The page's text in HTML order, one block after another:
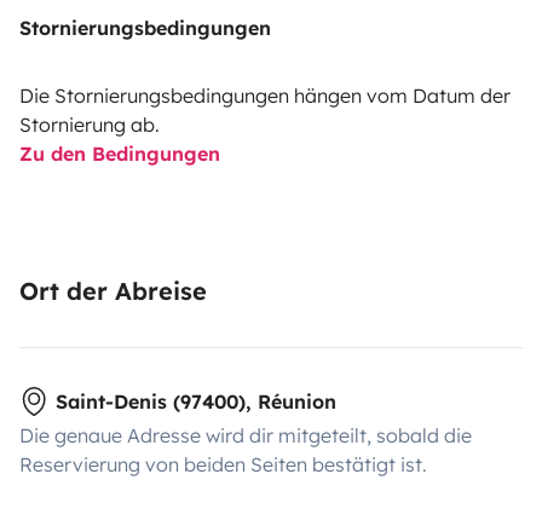
Stornierungsbedingungen
Die Stornierungsbedingungen hängen vom Datum der
Stornierung ab.
Zu den Bedingungen
Ort der Abreise
Saint-Denis (97400), Réunion
Die genaue Adresse wird dir mitgeteilt, sobald die
Reservierung von beiden Seiten bestätigt ist.